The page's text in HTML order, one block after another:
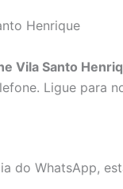
Henrique
Vila Santo
Ligue para
do WhatsApp,